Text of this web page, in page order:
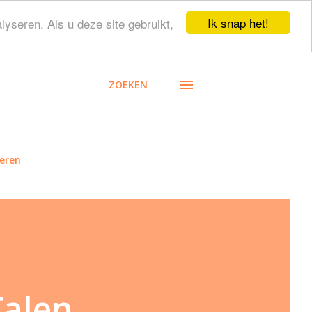
Ik snap het!
Als u deze site gebruikt,
ZOEKEN